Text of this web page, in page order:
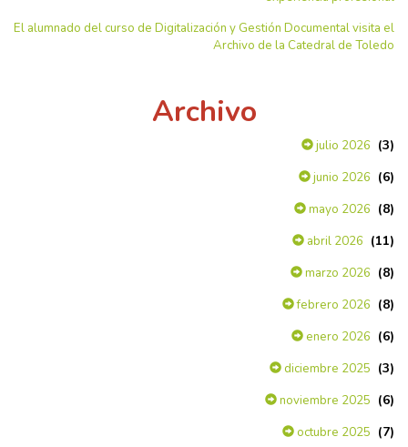
El alumnado del curso de Digitalización y Gestión Documental visita el
Archivo de la Catedral de Toledo
Archivo
julio 2026 (3)
junio 2026 (6)
mayo 2026 (8)
abril 2026 (11)
marzo 2026 (8)
febrero 2026 (8)
enero 2026 (6)
diciembre 2025 (3)
noviembre 2025 (6)
octubre 2025 (7)